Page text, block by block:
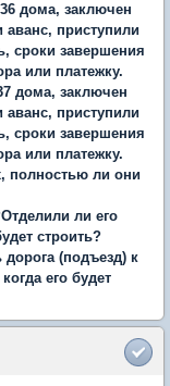
дома, заключен
приступили
сроки завершения
или платежку.
дома, заключен
приступили
сроки завершения
или платежку.
полностью ли они
ли его
строить?
(подъезд) к
его будет